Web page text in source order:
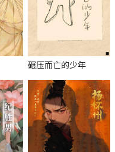
碾压而亡的少年